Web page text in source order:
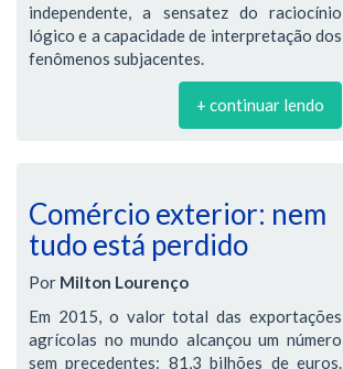
independente, a sensatez do raciocínio
lógico e a capacidade de interpretação dos
fenômenos subjacentes.
+ continuar lendo
Comércio exterior: nem
tudo está perdido
Por Milton Lourenço
Em 2015, o valor total das exportações
agrícolas no mundo alcançou um número
sem precedentes: 81,3 bilhões de euros.